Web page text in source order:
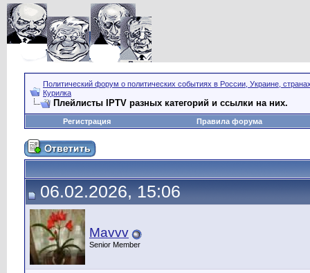
Политический форум о политических событиях в России, Украине,
Курилка
Плейлисты IPTV разных категорий и ссылки на них.
Регистрация Правила форума
06.02.2026, 15:06
Mavvv
Senior Member